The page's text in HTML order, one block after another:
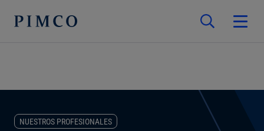
NUESTROS PROFESIONALES